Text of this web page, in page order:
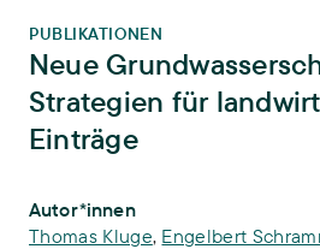
PUBLIKATIONEN
Neue
Strategien für
Einträge
Publikations-Infos
Autor*innen
Thomas Kluge, Engelbert